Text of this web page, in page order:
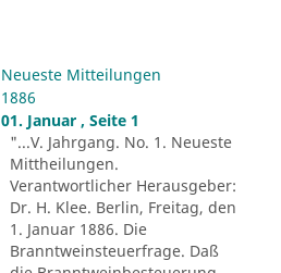
Neueste Mitteilungen
1886
01. Januar , Seite 1
"...V. Jahrgang. No. 1. Neueste
Mittheilungen.
Verantwortlicher Herausgeber:
Dr. H. Klee. Berlin, Freitag, den
1. Januar 1886. Die
Branntweinsteuerfrage. Daß